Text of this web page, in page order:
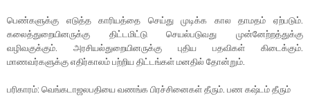
பெண்களுக்கு எடுத்த காரியத்தை செய்து முடிக்க கால தாமதம் ஏற்படும்.
கலைத்துறையினருக்கு திட்டமிட்டு செயல்படுவது முன்னேற்றத்துக்கு
வழிவகுக்கும். அரசியல்துறையினருக்கு புதிய பதவிகள் கிடைக்கும்.
மாணவர்களுக்கு எதிர்காலம் பற்றிய திட்டங்கள் மனதில் தோன்றும்.
பரிகாரம்: வெங்கடாஜலபதியை வணங்க பிரச்சினைகள் தீரும். பண கஷ்டம் தீரும்